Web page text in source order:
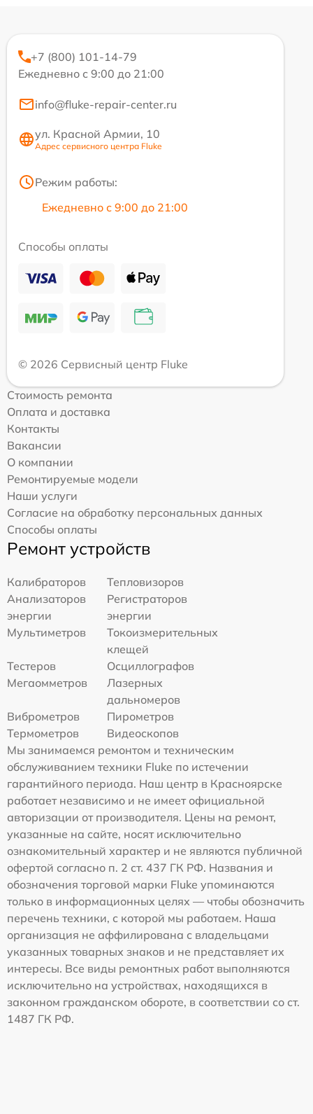
+7 (800) 101-14-79
Ежедневно с 9:00 до 21:00
info@fluke-repair-center.ru
ул. Красной Армии, 10
Адрес сервисного центра Fluke
Режим работы:
Ежедневно с 9:00 до 21:00
Способы оплаты
© 2026 Сервисный центр Fluke
Стоимость ремонта
Оплата и доставка
Контакты
Вакансии
О компании
Ремонтируемые модели
Наши услуги
Согласие на обработку персональных данных
Способы оплаты
Ремонт устройств
Калибраторов
Тепловизоров
Анализаторов
энергии
Регистраторов
энергии
Мультиметров
Токоизмерительных
клещей
Тестеров
Осциллографов
Мегаомметров
Лазерных
дальномеров
Виброметров
Пирометров
Термометров
Видеоскопов
Мы занимаемся ремонтом и техническим
обслуживанием техники Fluke по истечении
гарантийного периода. Наш центр в Красноярске
работает независимо и не имеет официальной
авторизации от производителя. Цены на ремонт,
указанные на сайте, носят исключительно
ознакомительный характер и не являются публичной
офертой согласно п. 2 ст. 437 ГК РФ. Названия и
обозначения торговой марки Fluke упоминаются
только в информационных целях — чтобы обозначить
перечень техники, с которой мы работаем. Наша
организация не аффилирована с владельцами
указанных товарных знаков и не представляет их
интересы. Все виды ремонтных работ выполняются
исключительно на устройствах, находящихся в
законном гражданском обороте, в соответствии со ст.
1487 ГК РФ.